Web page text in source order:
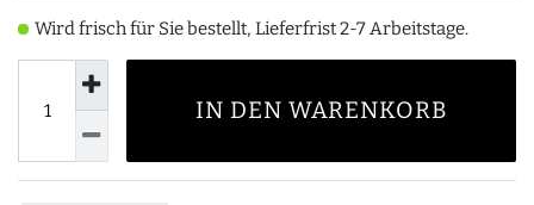
Wird frisch für Sie bestellt, Lieferfrist 2-7 Arbeitstage.
IN DEN WARENKORB